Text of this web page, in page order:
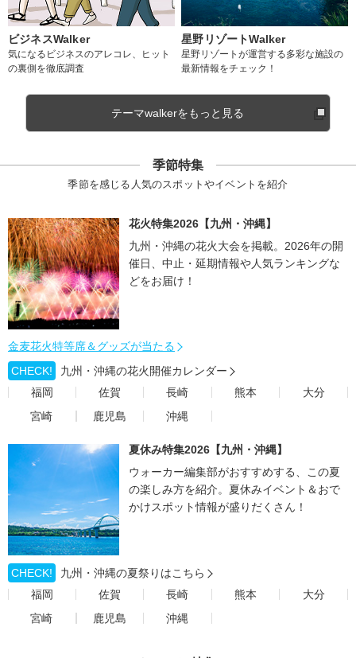
ビジネスWalker
気になるビジネスのアレコレ、ヒット
の裏側を徹底調査
星野リゾートWalker
星野リゾートが運営する多彩な施設の
最新情報をチェック！
テーマwalkerをもっと見る
季節特集
季節を感じる人気のスポットやイベントを紹介
花火特集2026【九州・沖縄】
九州・沖縄の花火大会を掲載。2026年の開
催日、中止・延期情報や人気ランキングな
どをお届け！
金麦花火特等席＆グッズが当たる
CHECK!
九州・沖縄の花火開催カレンダー
福岡
佐賀 長崎 熊本
大分
宮崎
鹿児島 沖縄
夏休み特集2026【九州・沖縄】
ウォーカー編集部がおすすめする、この夏
の楽しみ方を紹介。夏休みイベント＆おで
かけスポット情報が盛りだくさん！
CHECK!
九州・沖縄の夏祭りはこちら
福岡
佐賀 長崎 熊本
大分
宮崎
鹿児島 沖縄